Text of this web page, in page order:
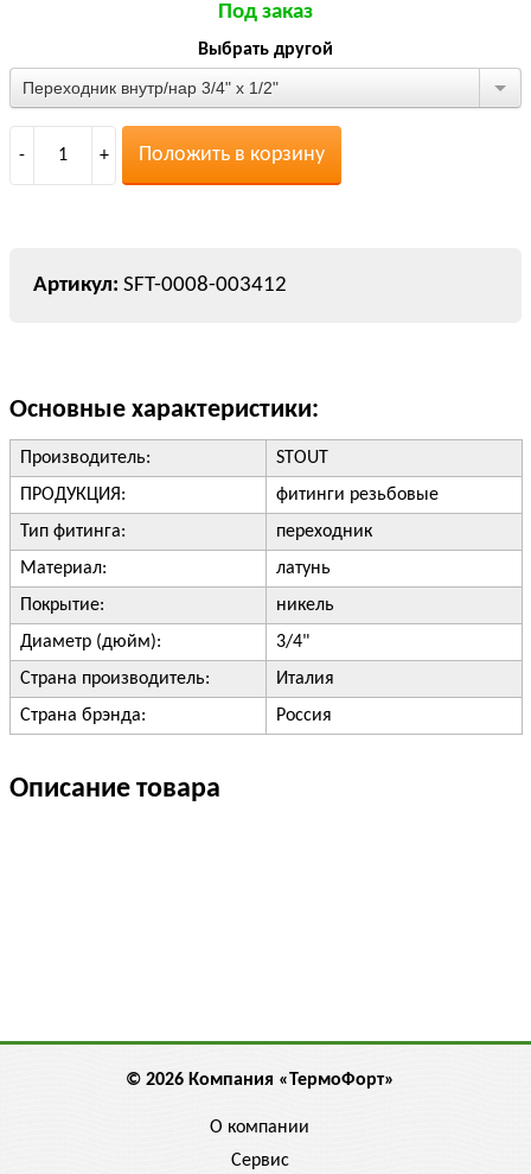
Под заказ
Выбрать другой
Переходник внутр/нар 3/4" х 1/2"
- 1 + Положить в корзину
SFT-0008-003412
Основные характеристики:
Производитель:
STOUT
ПРОДУКЦИЯ:
фитинги резьбовые
Тип фитинга:
переходник
Материал:
латунь
Покрытие:
никель
Диаметр (дюйм):
3/4"
Страна производитель:
Италия
Страна брэнда:
Россия
Описание товара
© 2026 Компания «ТермоФорт»
О компании
Сервис